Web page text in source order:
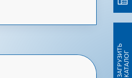
З
А
Г
Р
У
ЗИ
Т
Ь
К
А
Т
А
Л
ОГ